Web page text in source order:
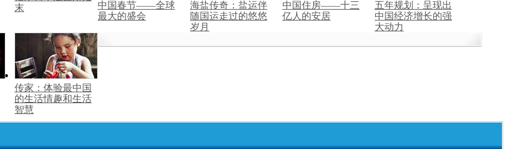
末
中国春节——全球
最大的盛会
海盐传奇：盐运伴
随国运走过的悠悠
岁月
中国住房——十三
亿人的安居
五年规划：呈现出
中国经济增长的强
大动力
传家：体验最中国
的生活情趣和生活
智慧